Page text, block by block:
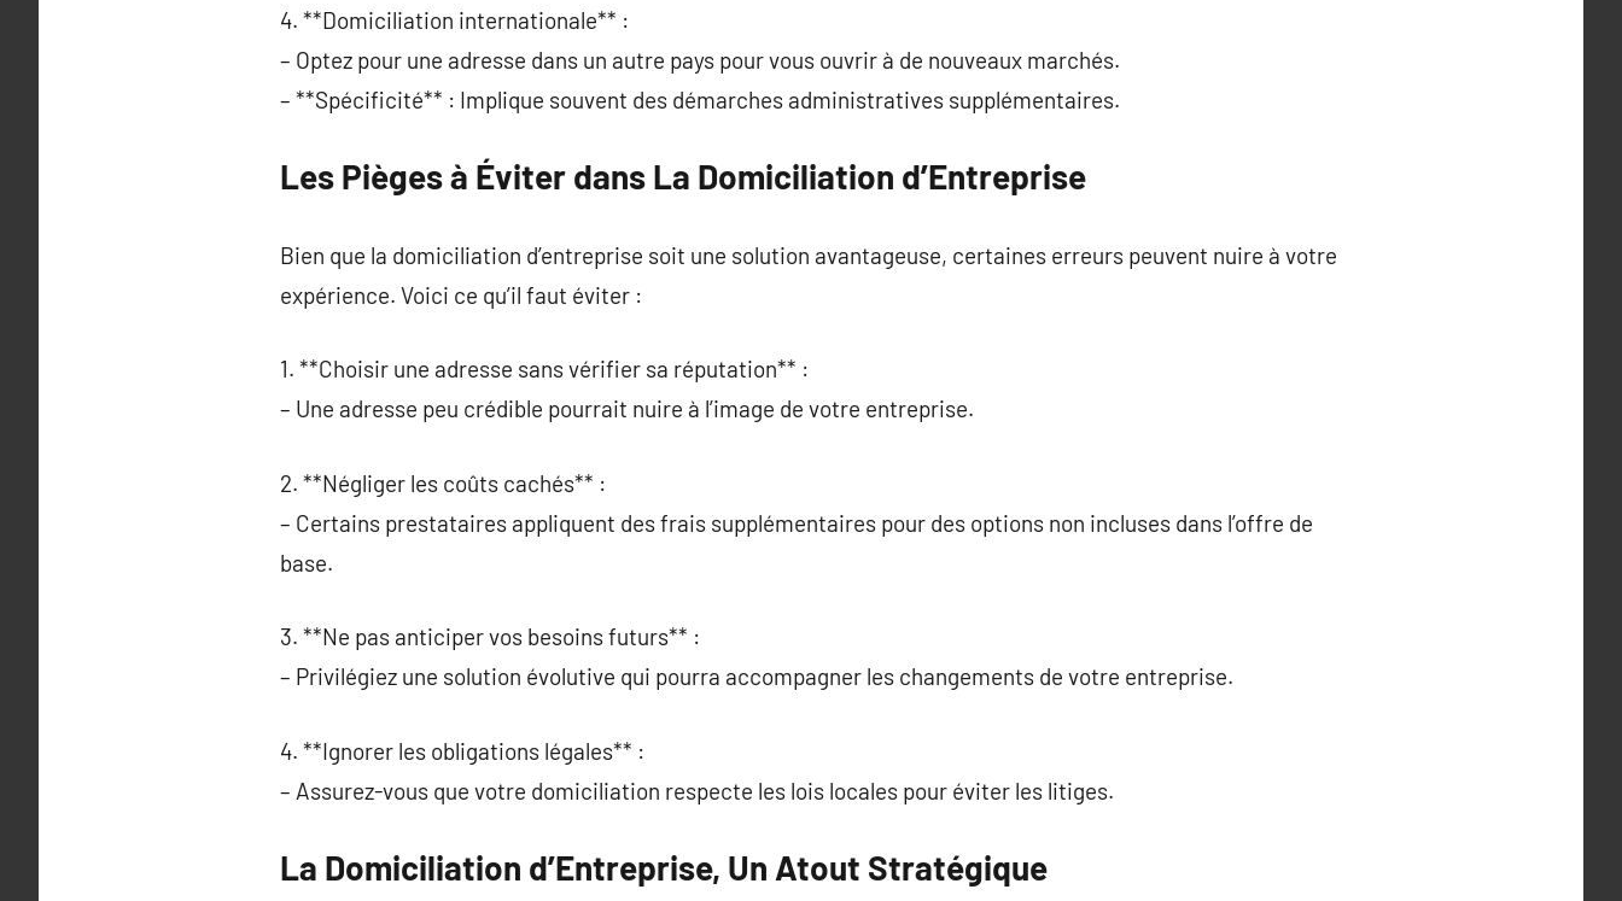
4. **Domiciliation internationale** :
– Optez pour une adresse dans un autre pays pour vous ouvrir à de nouveaux marchés.
– **Spécificité** : Implique souvent des démarches administratives supplémentaires.
Les Pièges à Éviter dans La Domiciliation d’Entreprise
Bien que la domiciliation d’entreprise soit une solution avantageuse, certaines erreurs peuvent nuire à votre
expérience. Voici ce qu’il faut éviter :
1. **Choisir une adresse sans vérifier sa réputation** :
– Une adresse peu crédible pourrait nuire à l’image de votre entreprise.
2. **Négliger les coûts cachés** :
– Certains prestataires appliquent des frais supplémentaires pour des options non incluses dans l’offre de
base.
3. **Ne pas anticiper vos besoins futurs** :
– Privilégiez une solution évolutive qui pourra accompagner les changements de votre entreprise.
4. **Ignorer les obligations légales** :
– Assurez-vous que votre domiciliation respecte les lois locales pour éviter les litiges.
La Domiciliation d’Entreprise, Un Atout Stratégique